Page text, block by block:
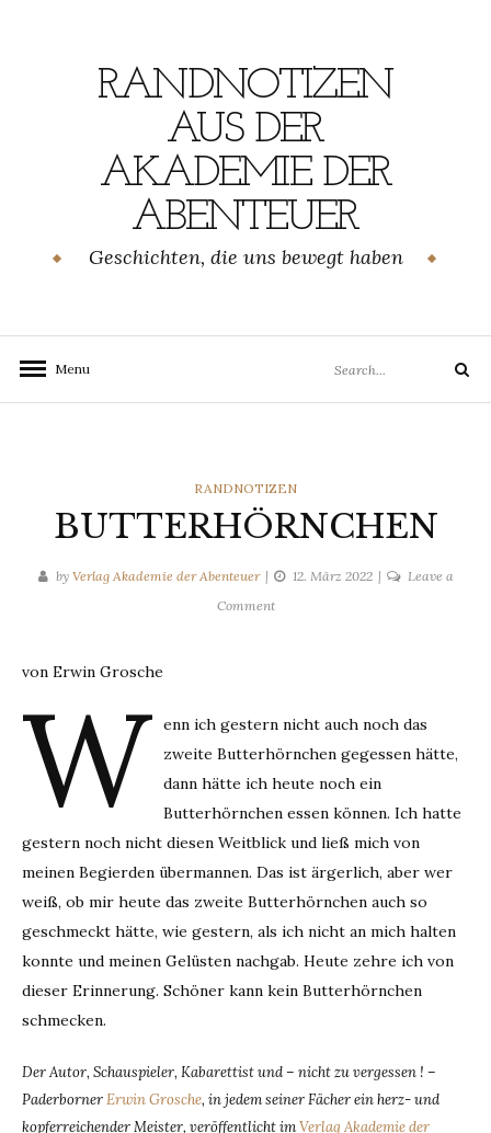
RANDNOTIZEN
AUS DER
AKADEMIE DER
ABENTEUER
Geschichten, die uns bewegt haben
Menu
for:
Search
CATEGORIES
RANDNOTIZEN
BUTTERHÖRNCHEN
by Verlag Akademie der Abenteuer 12. März 2022
Leave a
Commenton
von Erwin Grosche
W
enn ich gestern nicht auch noch das
zweite Butterhörnchen gegessen hätte,
dann hätte ich heute noch ein
Butterhörnchen essen können. Ich hatte
gestern noch nicht diesen Weitblick und ließ mich von
meinen Begierden übermannen. Das ist ärgerlich, aber wer
weiß, ob mir heute das zweite Butterhörnchen auch so
geschmeckt hätte, wie gestern, als ich nicht an mich halten
konnte und meinen Gelüsten nachgab. Heute zehre ich von
dieser Erinnerung. Schöner kann kein Butterhörnchen
schmecken.
Der Autor, Schauspieler, Kabarettist und – nicht zu vergessen ! –
PaderbornerErwin Grosche, in jedem seiner Fächer ein herz- und
kopferreichender Meister, veröffentlicht imVerlag Akademie der